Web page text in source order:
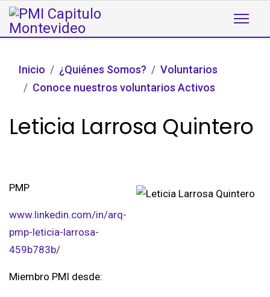
Inicio ¿Quiénes Somos?
Voluntarios
Conoce nuestros voluntarios Activos
Leticia Larrosa Quintero
PMP
www.linkedin.com/in/arq-
pmp-leticia-larrosa-
459b783b/
Miembro PMI desde: